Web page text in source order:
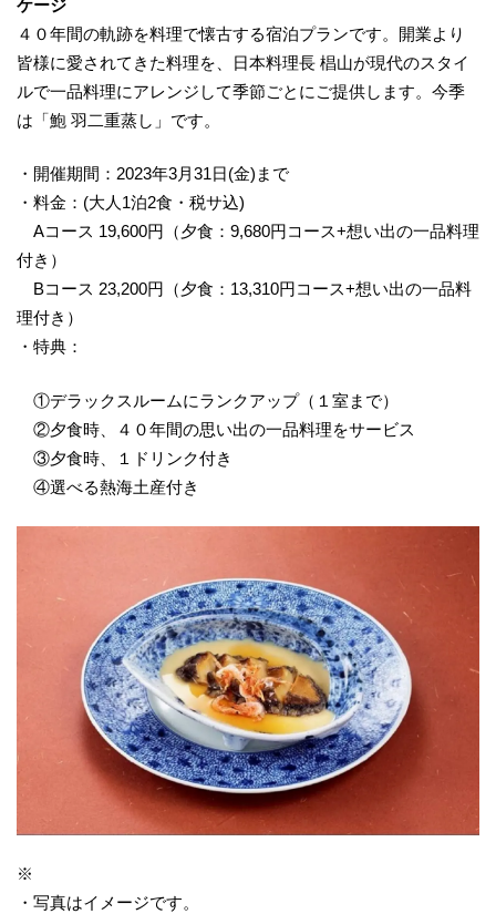
ケージ
４０年間の軌跡を料理で懐古する宿泊プランです。開業より
皆様に愛されてきた料理を、日本料理長 椙山が現代のスタイ
ルで一品料理にアレンジして季節ごとにご提供します。今季
は「鮑 羽二重蒸し」です。
・開催期間：2023年3月31日(金)まで
・料金：(大人1泊2食・税サ込)
Aコース 19,600円（夕食：9,680円コース+想い出の一品料理
付き）
Bコース 23,200円（夕食：13,310円コース+想い出の一品料
理付き）
・特典：
①デラックスルームにランクアップ（１室まで）
②夕食時、４０年間の思い出の一品料理をサービス
③夕食時、１ドリンク付き
④選べる熱海土産付き
※
・写真はイメージです。